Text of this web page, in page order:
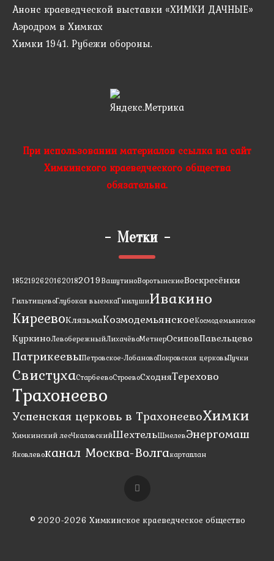
Анонс краеведческой выставки «ХИМКИ ДАЧНЫЕ»
Аэродром в Химках
Химки 1941. Рубежи обороны.
При использовании материалов ссылка на сайт
Химкинского краеведческого общества
обязательна.
- Метки -
18521926201620182019ВашутиноВоротынскиеВоскресёнки
ГильтищевоГлубокая выемкаГнилушиИвакино
КиреевоКлязьмаКозмодемьянскоеКосмодемьянское
КуркиноЛевобережныйЛихачёвоМетнерОсиповПавельцево
ПатрикеевыПетровское-ЛобановоПокровская церковьПучки
СвистухаСтарбеевоСтроевоСходняТерехово
Трахонеево
Успенская церковь в ТрахонеевоХимки
Химкинский лесЧкаловскийШехтельШмелевЭнергомаш
Яковлевоканал Москва-Волгакартаплан
© 2020-2026 Химкинское краеведческое общество